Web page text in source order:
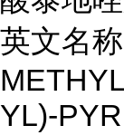
英文名
YL)-